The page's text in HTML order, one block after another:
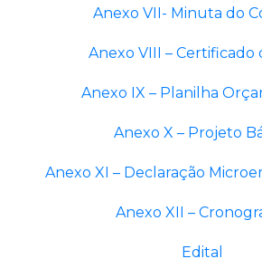
Anexo VII- Minuta do
Anexo VIII – Certificado
Anexo IX – Planilha
Anexo X – Projeto
Anexo XI – Declaração
Anexo XII –
Edital